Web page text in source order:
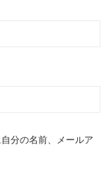
分の名前、メールア